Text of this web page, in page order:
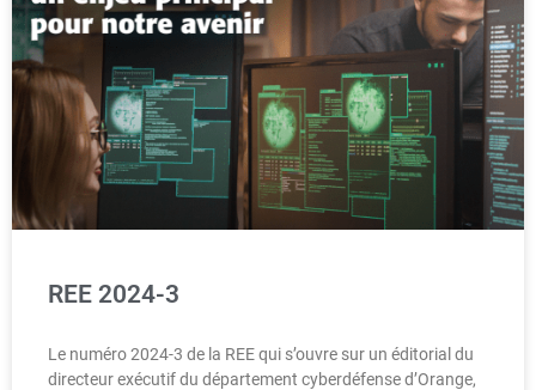
REE 2024-3
Le numéro 2024-3 de la REE qui s’ouvre sur un éditorial du
directeur exécutif du département cyberdéfense d’Orange,